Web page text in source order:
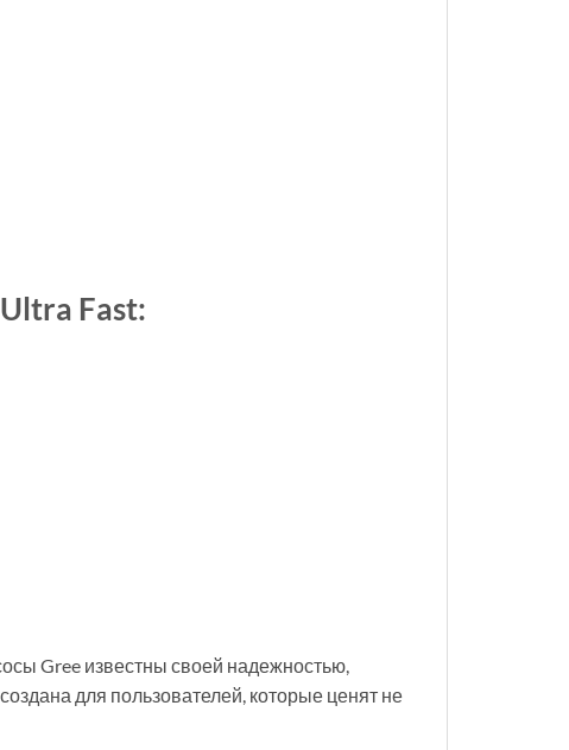
Fast:
Gree известны своей надежностью,
для пользователей, которые ценят не